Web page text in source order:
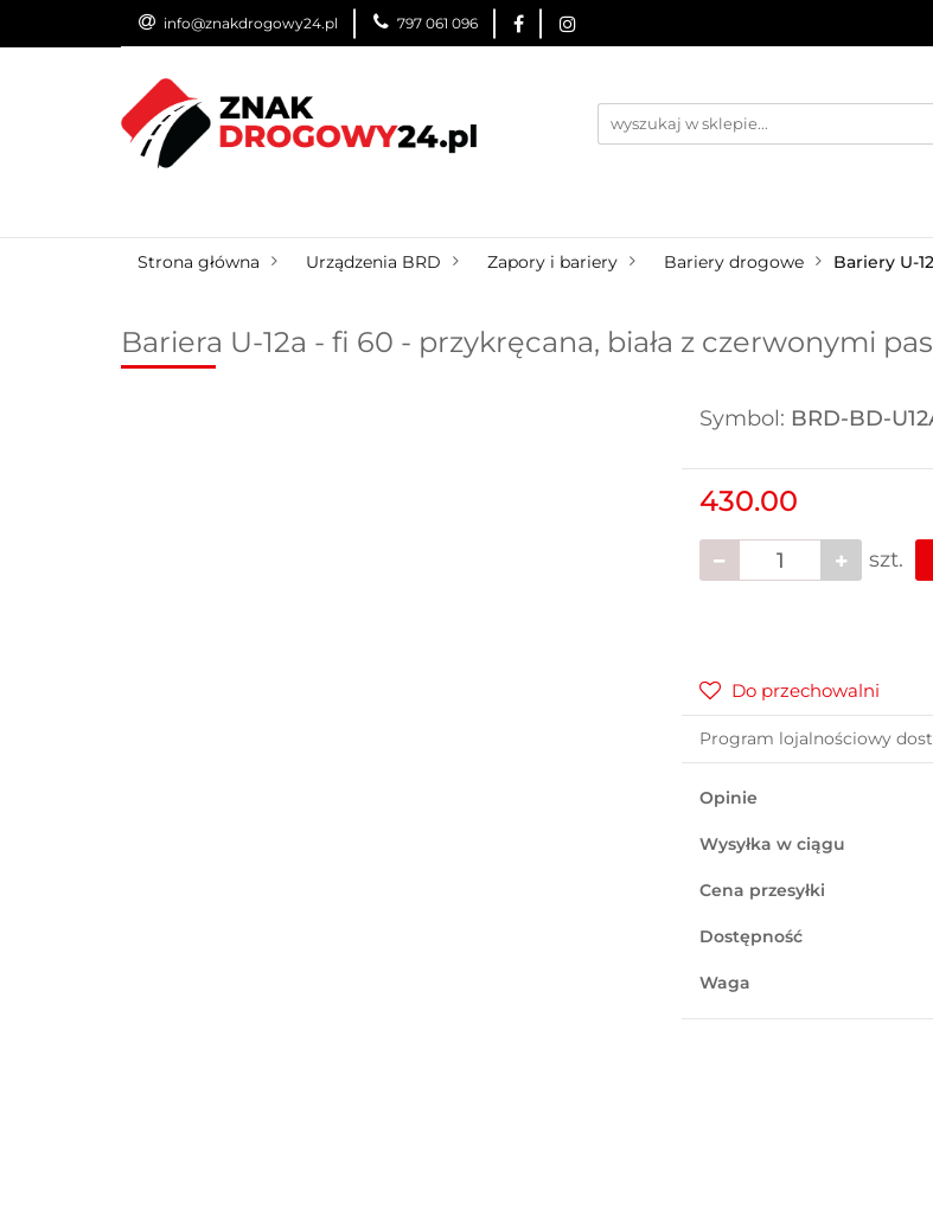
info@znakdrogowy24.pl 797 061 096
ZNAKI DROGOWE URZĄDZENIA BRD
Strona główna Urządzenia BRD Zapory i bariery Bariery drogowe Bariery U-
Bariera U-12a - fi 60 - przykręcana, biała z czerwonymi
Symbol: BRD-BD-
430.00
szt.
Do przechowalni
Program lojalnościowy
Opinie
Wysyłka w ciągu
Cena przesyłki
Dostępność
Waga